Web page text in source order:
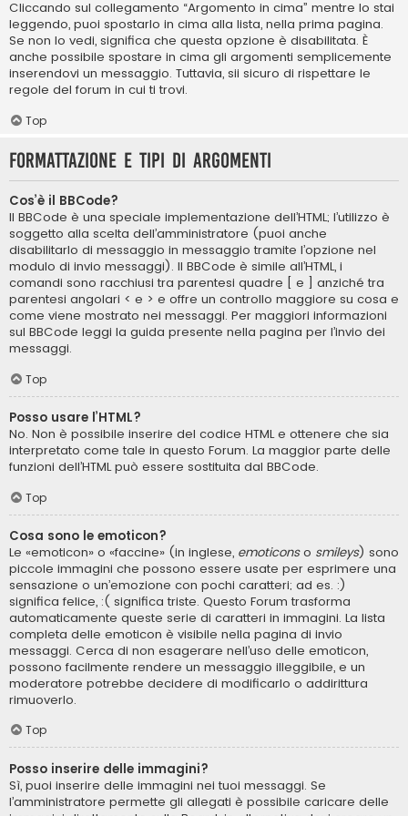
Cliccando sul collegamento “Argomento in cima” mentre lo stai
leggendo, puoi spostarlo in cima alla lista, nella prima pagina.
Se non lo vedi, significa che questa opzione è disabilitata. È
anche possibile spostare in cima gli argomenti semplicemente
inserendovi un messaggio. Tuttavia, sii sicuro di rispettare le
regole del forum in cui ti trovi.
Top
Formattazione e tipi di argomenti
Cos’è il BBCode?
Il BBCode è una speciale implementazione dell’HTML; l’utilizzo è
soggetto alla scelta dell’amministratore (puoi anche
disabilitarlo di messaggio in messaggio tramite l’opzione nel
modulo di invio messaggi). Il BBCode è simile all’HTML, i
comandi sono racchiusi tra parentesi quadre [ e ] anziché tra
parentesi angolari < e > e offre un controllo maggiore su cosa e
come viene mostrato nei messaggi. Per maggiori informazioni
sul BBCode leggi la guida presente nella pagina per l’invio dei
messaggi.
Top
Posso usare l’HTML?
No. Non è possibile inserire del codice HTML e ottenere che sia
interpretato come tale in questo Forum. La maggior parte delle
funzioni dell’HTML può essere sostituita dal BBCode.
Top
Cosa sono le emoticon?
Le «emoticon» o «faccine» (in inglese, emoticonso smileys) sono
piccole immagini che possono essere usate per esprimere una
sensazione o un’emozione con pochi caratteri; ad es. :)
significa felice, :( significa triste. Questo Forum trasforma
automaticamente queste serie di caratteri in immagini. La lista
completa delle emoticon è visibile nella pagina di invio
messaggi. Cerca di non esagerare nell’uso delle emoticon,
possono facilmente rendere un messaggio illeggibile, e un
moderatore potrebbe decidere di modificarlo o addirittura
rimuoverlo.
Top
Posso inserire delle immagini?
Sì, puoi inserire delle immagini nei tuoi messaggi. Se
l’amministratore permette gli allegati è possibile caricare delle